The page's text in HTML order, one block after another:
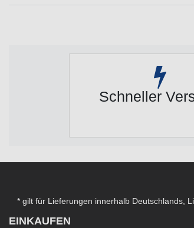
Schneller
* gilt für Lieferungen innerhalb Deutschlands,
EINKAUFEN